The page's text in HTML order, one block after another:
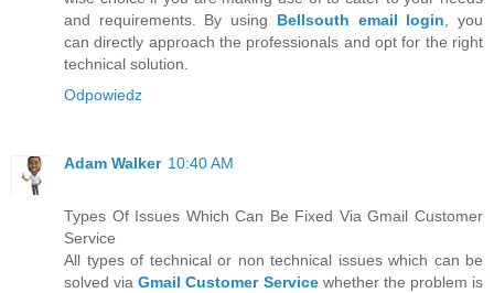
and requirements. By using Bellsouth email login , you
can directly approach the professionals and opt for the right
technical solution.
Odpowiedz
Adam Walker 10:40 AM
Types Of Issues Which Can Be Fixed Via Gmail Customer
Service
All types of technical or non technical issues which can be
solved viaGmail Customer Servicewhether the problem is